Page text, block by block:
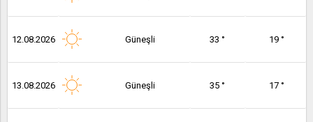
12.08.2026 Güneşli 33 ° 19 °
13.08.2026 Güneşli 35 ° 17 °